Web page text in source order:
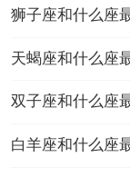
狮子座和什么座
天蝎座和什么座
双子座和什么座
白羊座和什么座